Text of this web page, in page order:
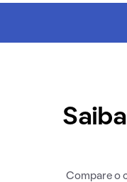
Compare o